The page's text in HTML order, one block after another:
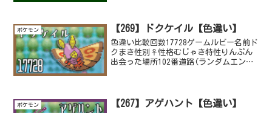
ポケモン 【269】ドクケイル【色違い】
色違い比較回数17728ゲームルビー名前ド
クまき性別♀性格むじゃき特性りんぷん
出会った場所102番道路(ランダムエンカ
ったから、色...
ポケモン 【267】アゲハント【色違い】